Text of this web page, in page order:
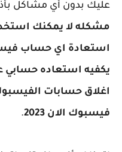
عليك بدون أي مشاكل
مشكله لا يمكنك
استعادة اي حساب
يكفيه استعاده
اغلاق حسابات
فيسبوك الان 2023
.